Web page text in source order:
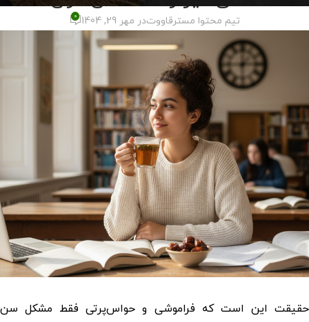
تیم محتوا مسترقاووتدر مهر 29, 1404 0
حقیقت این است که فراموشی و حواس‌پرتی فقط مشکل سن